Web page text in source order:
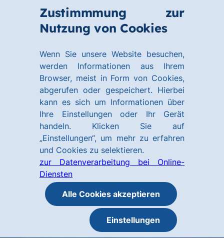
Zustimmmung zur
Nutzung von Cookies
Wenn Sie unsere Website besuchen,
werden Informationen aus Ihrem
Browser, meist in Form von Cookies,
abgerufen oder gespeichert. Hierbei
kann es sich um Informationen über
Ihre Einstellungen oder Ihr Gerät
handeln. Klicken Sie auf
„Einstellungen“, um mehr zu erfahren
und Cookies zu selektieren.
zur Datenverarbeitung bei Online-
Diensten
Alle Cookies akzeptieren
Einstellungen
Hauptinhalt